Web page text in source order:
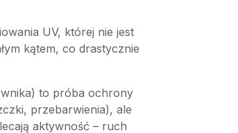
UV, której nie jest
kątem, co drastycznie
to próba ochrony
przebarwienia), ale
aktywność – ruch